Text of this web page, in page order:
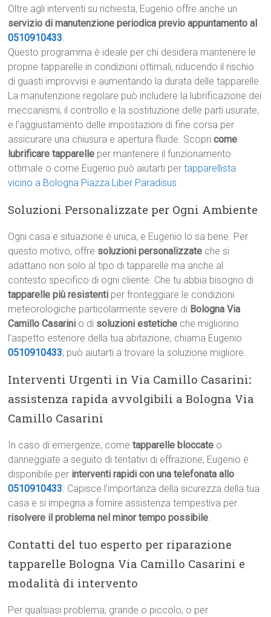
Oltre agli interventi su richiesta, Eugenio offre anche un
servizio di manutenzione periodica previo appuntamento al
0510910433.
Questo programma è ideale per chi desidera mantenere le
proprie tapparelle in condizioni ottimali, riducendo il rischio
di guasti improvvisi e aumentando la durata delle tapparelle.
La manutenzione regolare può includere la lubrificazione dei
meccanismi, il controllo e la sostituzione delle parti usurate,
e l’aggiustamento delle impostazioni di fine corsa per
assicurare una chiusura e apertura fluide. Scopricome
lubrificare tapparelle per mantenere il funzionamento
ottimale o come Eugenio può aiutarti pertapparellista
vicino a Bologna Piazza Liber Paradisus .
Soluzioni Personalizzate per Ogni Ambiente
Ogni casa e situazione è unica, e Eugenio lo sa bene. Per
questo motivo, offre soluzioni personalizzate che si
adattano non solo al tipo di tapparelle ma anche al
contesto specifico di ogni cliente. Che tu abbia bisogno di
tapparelle più resistenti per fronteggiare le condizioni
meteorologiche particolarmente severe di Bologna Via
Camillo Casarini o di soluzioni estetiche che migliorino
l’aspetto esteriore della tua abitazione, chiama Eugenio
0510910433; può aiutarti a trovare la soluzione migliore.
Interventi Urgenti in Via Camillo Casarini:
assistenza rapida avvolgibili a Bologna Via
Camillo Casarini
In caso di emergenze, cometapparelle bloccate o
danneggiate a seguito di tentativi di effrazione, Eugenio è
disponibile per interventi rapidi con una telefonata allo
0510910433. Capisce l’importanza della sicurezza della tua
casa e si impegna a fornire assistenza tempestiva per
risolvere il problema nel minor tempo possibile.
Contatti del tuo esperto per riparazione
tapparelle Bologna Via Camillo Casarini e
modalità di intervento
Per qualsiasi problema, grande o piccolo, o per